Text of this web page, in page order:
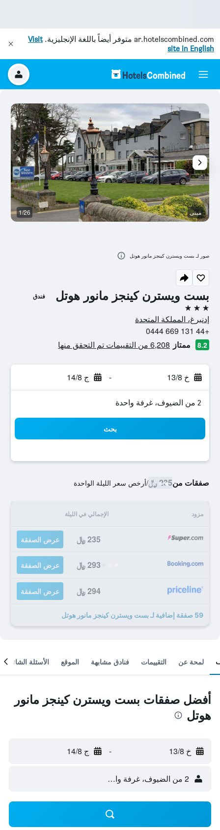
ar.hotelscombined.com متوفر أيضاً باللغة الإنجليزية.Visit
site in English
بست ويسترن كينجز مانور هوتل فندق
3 نجوم
إدنبرغ، المملكة المتحدة
+44 131 669 0444
8.2 ممتاز 6,208 من التقييمات تم التحقق منها
خ 13/8 - ج 14/8
2 من الضيوف، غرفة واحدة
بحث
صفقات من235 ﷼ /أرخص سعر الليلة الواحدة
مزود الإجمالي في الليلة
235 ﷼ عرض الصفقة
293 ﷼ عرض الصفقة
294 ﷼ عرض الصفقة
59 صفقة إضافية لـ بست ويسترن كينجز مانور هوتل
مبنى 1/26
صور لـ بست ويسترن كينجز مانور هوتل
لمحة عن التقييمات فنادق مشابهة الموقع الأسئلة الشائعة
أفضل صفقات بست ويسترن كينجز مانور
هوتل
خ 13/8 - ج 14/8
2 من الضيوف، غرفة واحدة